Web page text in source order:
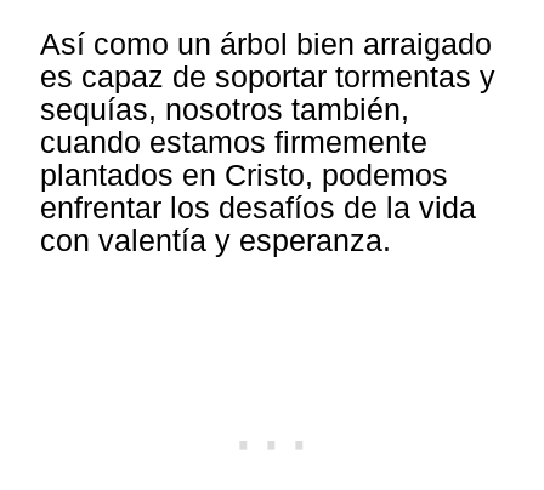
Así como un árbol bien arraigado
es capaz de soportar tormentas y
sequías, nosotros también,
cuando estamos firmemente
plantados en Cristo, podemos
enfrentar los desafíos de la vida
con valentía y esperanza.